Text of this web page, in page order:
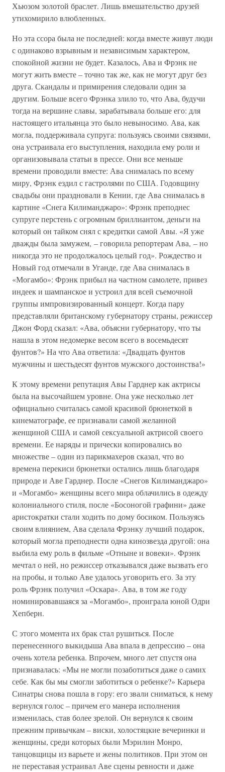
Хьюзом золотой браслет. Лишь вмешательство друзей
утихомирило влюбленных.
Но эта ссора была не последней: когда вместе живут люди
с одинаково взрывным и независимым характером,
спокойной жизни не будет. Казалось, Ава и Фрэнк не
могут жить вместе – точно так же, как не могут друг без
друга. Скандалы и примирения следовали один за
другим. Больше всего Фрэнка злило то, что Ава, будучи
тогда на вершине славы, зарабатывала больше его: для
настоящего итальянца это было невыносимо. Ава, как
могла, поддерживала супруга: пользуясь своими связями,
она устраивала его выступления, находила ему роли и
организовывала статьи в прессе. Они все меньше
времени проводили вместе: Ава снималась по всему
миру, Фрэнк ездил с гастролями по США. Годовщину
свадьбы они праздновали в Кении, где Ава снималась в
картине «Снега Килиманджаро»: Фрэнк преподнес
супруге перстень с огромным бриллиантом, деньги на
который он тайком снял с кредитки самой Авы. «Я уже
дважды была замужем, – говорила репортерам Ава, – но
никогда это не продолжалось целый год». Рождество и
Новый год отмечали в Уганде, где Ава снималась в
«Могамбо»: Фрэнк прибыл на частном самолете, привез
индеек и шампанское и устроил для всей съемочной
группы импровизированный концерт. Когда пару
представляли британскому губернатору страны, режиссер
Джон Форд сказал: «Ава, объясни губернатору, что ты
нашла в этом недомерке весом всего в восемьдесят
фунтов?» На что Ава ответила: «Двадцать фунтов
мужчины и шестьдесят фунтов мужского достоинства!»
К этому времени репутация Авы Гарднер как актрисы
была на высочайшем уровне. Она уже несколько лет
официально считалась самой красивой брюнеткой в
кинематографе, ее признавали самой желанной
женщиной США и самой сексуальной актрисой своего
времени. Ее наряды и прически копировались во
множестве – один из парикмахеров сказал, что во
времена перекиси брюнетки остались лишь благодаря
природе и Аве Гарднер. После «Снегов Килиманджаро»
и «Могамбо» женщины всего мира облачились в одежду
колониального стиля, после «Босоногой графини» даже
аристократки стали ходить по дому босиком. Пользуясь
своим влиянием, Ава сделала Фрэнку лучший подарок,
который могла преподнести одна кинозвезда другой: она
выбила ему роль в фильме «Отныне и вовеки». Фрэнк
мечтал о ней, но режиссер отказывался даже вызвать его
на пробы, и только Аве удалось уговорить его. За эту
роль Фрэнк получил «Оскара». Ава, в том же году
номинировавшаяся за «Могамбо», проиграла юной Одри
Хепберн.
С этого момента их брак стал рушиться. После
перенесенного выкидыша Ава впала в депрессию – она
очень хотела ребенка. Впрочем, много лет спустя она
признавалась: «Мы не могли позаботиться даже о самих
себе. Как бы мы смогли заботиться о ребенке?» Карьера
Синатры снова пошла в гору: его звали сниматься, к нему
вернулся голос – причем его манера исполнения
изменилась, став более зрелой. Он вернулся к своим
прежним привычкам – виски, холостяцкие вечеринки и
женщины, среди которых были Мэрилин Монро,
танцовщицы из варьете и жены политиков. При этом он
не переставая устраивал Аве сцены ревности и даже